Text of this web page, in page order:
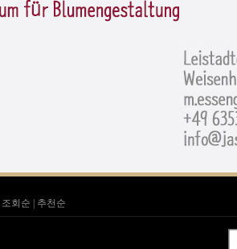
조회순 추천순